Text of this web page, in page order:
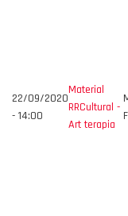
22/09/2020
- 14:00
Material
RRCultural -
Art terapia